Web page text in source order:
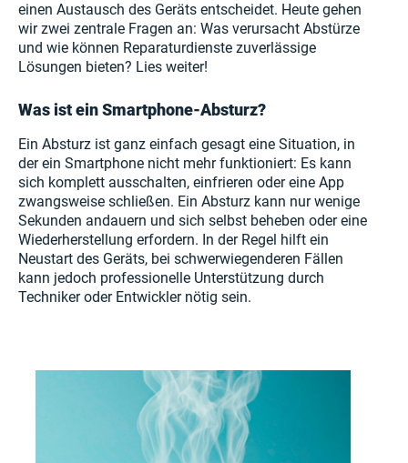
einen Austausch des Geräts entscheidet. Heute gehen
wir zwei zentrale Fragen an: Was verursacht Abstürze
und wie können Reparaturdienste zuverlässige
Lösungen bieten? Lies weiter!
Was ist ein Smartphone-Absturz?
Ein Absturz ist ganz einfach gesagt eine Situation, in
der ein Smartphone nicht mehr funktioniert: Es kann
sich komplett ausschalten, einfrieren oder eine App
zwangsweise schließen. Ein Absturz kann nur wenige
Sekunden andauern und sich selbst beheben oder eine
Wiederherstellung erfordern. In der Regel hilft ein
Neustart des Geräts, bei schwerwiegenderen Fällen
kann jedoch professionelle Unterstützung durch
Techniker oder Entwickler nötig sein.